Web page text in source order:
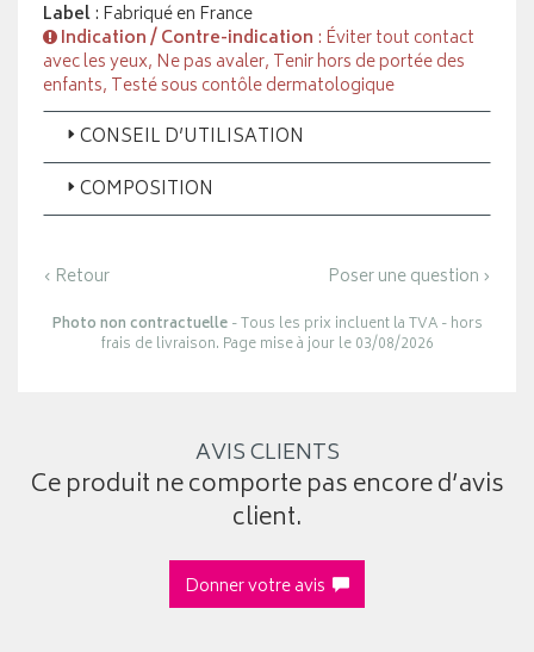
Label: Fabriqué en France
Indication / Contre-indication : Éviter tout contact
avec les yeux, Ne pas avaler, Tenir hors de portée des
enfants, Testé sous contôle dermatologique
CONSEIL D’UTILISATION
COMPOSITION
‹ Retour Poser une question ›
Photo non contractuelle- Tous les prix incluent la TVA - hors
frais de livraison. Page mise à jour le 03/08/2026
AVIS CLIENTS
Ce produit ne comporte pas encore d’avis
client.
Donner votre avis